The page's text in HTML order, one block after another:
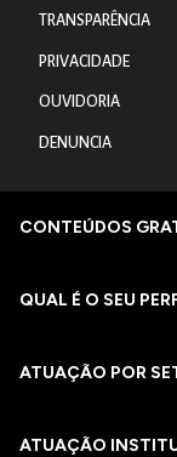
TRANSPARÊNCIA
PRIVACIDADE
OUVIDORIA
DENUNCIA
CONTEÚDOS
QUAL É O SEU
ATUAÇÃO POR
ATUAÇÃO